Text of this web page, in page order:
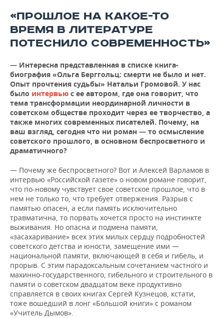
«ПРОШЛОЕ НА КАКОЕ-ТО
ВРЕМЯ В ЛИТЕРАТУРЕ
ПОТЕСНИЛО СОВРЕМЕННОСТЬ»
— Интересна представленная в списке книга-
биография «Ольга Берггольц: смерти не было и нет.
Опыт прочтения судьбы» Натальи Громовой. У нас
было интервью с ее автором, где она говорит, что
тема трансформации неординарной личности в
советском обществе проходит через ее творчество, а
также многих современных писателей. Почему, на
ваш взгляд, сегодня что ни роман — то осмысление
советского прошлого, в основном беспросветного и
драматичного?
— Почему же беспросветного? Вот и Алексей Варламов в
интервью «Российской газете» о новом романе говорит,
что по-новому чувствует свое советское прошлое, что в
нем не только то, что требует отвержения. Разрыв с
памятью опасен, а если память исключительно
травматична, то порвать хочется просто на инстинкте
выживания. Но опасна и подмена памяти,
«засахаривание» всех этих милых сердцу подробностей
советского детства и юности, замещение ими —
национальной памяти, включающей в себя и гибель, и
прорыв. С этим парадоксальным сочетанием частного и
махинно-государственного, гибельного и строительного в
памяти о советском двадцатом веке продуктивно
справляется в своих книгах Сергей Кузнецов, кстати,
тоже вошедший в лонг «Большой книги» с романом
«Учитель Дымов».